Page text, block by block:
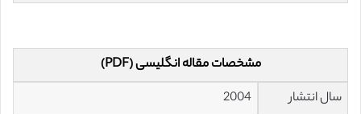
مشخصات مقاله انگلیسی (PDF)
سال انتشار
2004